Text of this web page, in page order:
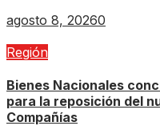
agosto 8, 20260
Región
Bienes Nacionales
para la reposición del
Compañías